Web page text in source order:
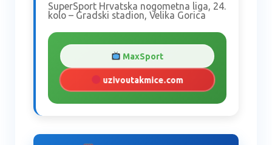
SuperSport Hrvatska nogometna liga, 24.
kolo – Gradski stadion, Velika Gorica
MaxSport
uzivoutakmice.com